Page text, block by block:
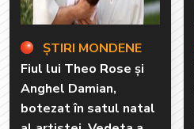
ȘTIRI MONDENE
Fiul lui Theo Rose și
Anghel Damian,
botezat în satul natal